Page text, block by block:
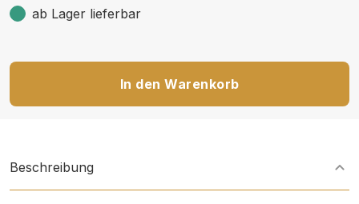
ab Lager lieferbar
In den Warenkorb
Beschreibung